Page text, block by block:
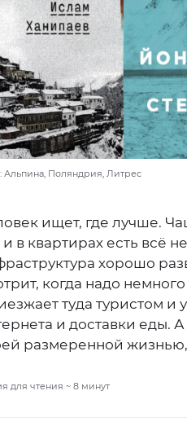
Альпина, Поляндрия, Литрес
ищет, где лучше.
и в квартирах есть всё
хорошо
когда надо
туда туристом и
и доставки еды.
размеренной жизнью,
для чтения ~ 8 минут